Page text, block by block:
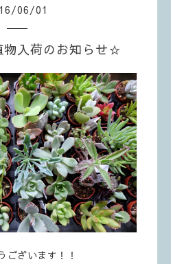
/06/01
入荷のお知らせ☆
ございます！！